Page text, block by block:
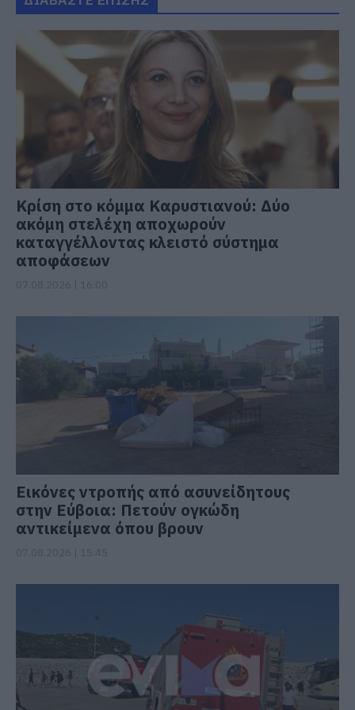
Κρίση στο κόμμα Καρυστιανού: Δύο
ακόμη στελέχη αποχωρούν
καταγγέλλοντας κλειστό σύστημα
αποφάσεων
Εικόνες ντροπής από ασυνείδητους
στην Εύβοια: Πετούν ογκώδη
αντικείμενα όπου βρουν